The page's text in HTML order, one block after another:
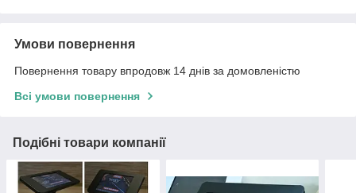
Умови повернення
Повернення товару впродовж 14 днів за домовленістю
Всі умови повернення
Подібні товари компанії